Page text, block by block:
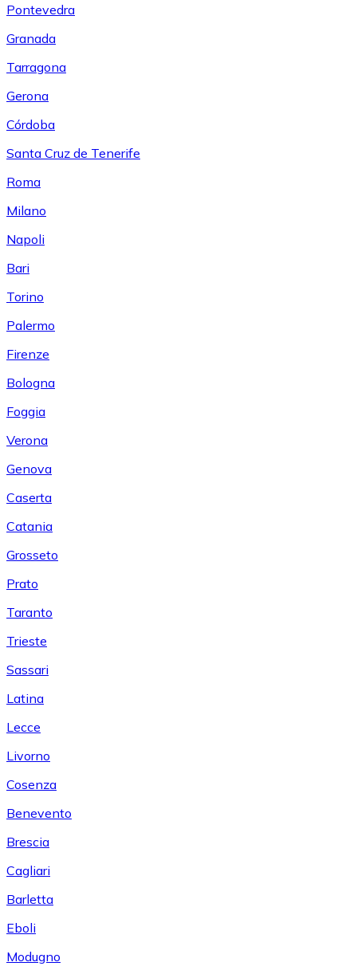
Pontevedra
Granada
Tarragona
Gerona
Córdoba
Santa Cruz de Tenerife
Roma
Milano
Napoli
Bari
Torino
Palermo
Firenze
Bologna
Foggia
Verona
Genova
Caserta
Catania
Grosseto
Prato
Taranto
Trieste
Sassari
Latina
Lecce
Livorno
Cosenza
Benevento
Brescia
Cagliari
Barletta
Eboli
Modugno